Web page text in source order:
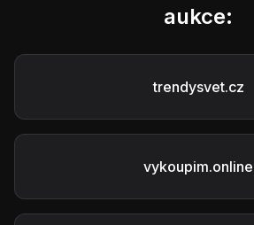
aukce:
trendysvet.cz
vykoupim.online